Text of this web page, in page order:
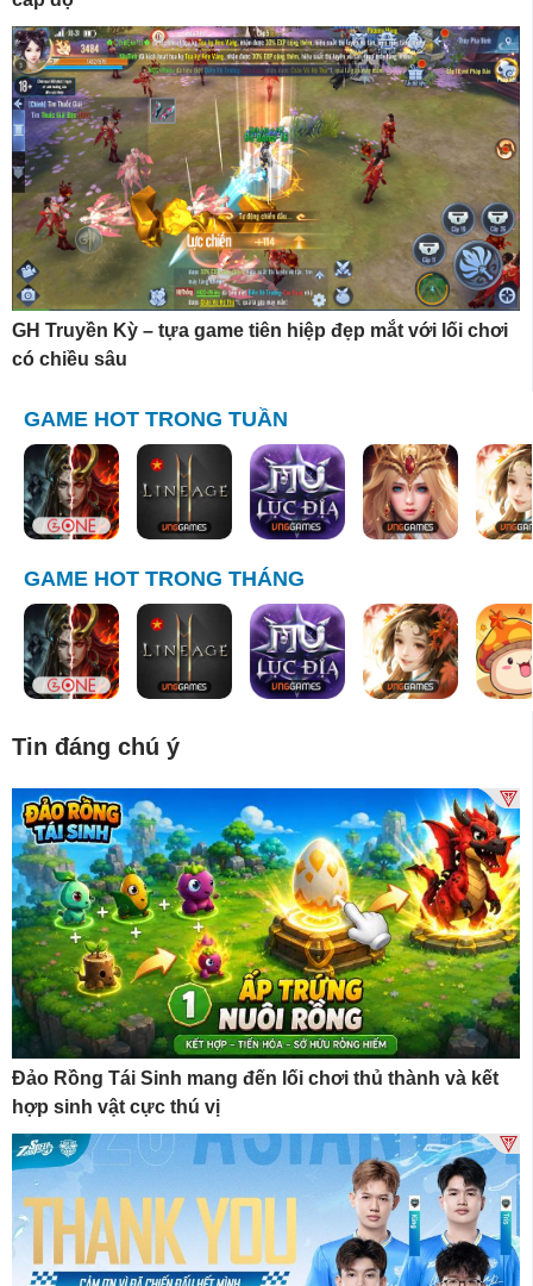
GH Truyền Kỳ – tựa game tiên hiệp đẹp mắt với lối chơi
có chiều sâu
GAME HOT TRONG TUẦN
GAME HOT TRONG THÁNG
Tin đáng chú ý
Đảo Rồng Tái Sinh mang đến lối chơi thủ thành và kết
hợp sinh vật cực thú vị